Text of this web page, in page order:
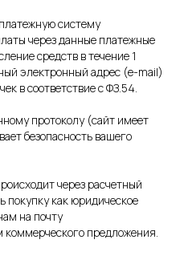
систему
через данные платежные
средств в течение 1
электронный адрес (e-mail)
в соответствие с ФЗ.54.
протоколу (сайт имеет
безопасность вашего
через расчетный
покупку как юридическое
на почту
коммерческого предложения.